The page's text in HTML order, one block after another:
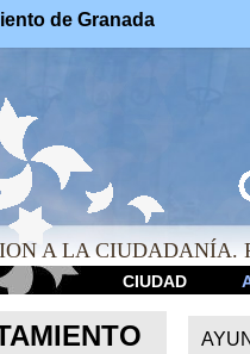
de Granada
A LA CIUDADANÍA.
CIUDAD